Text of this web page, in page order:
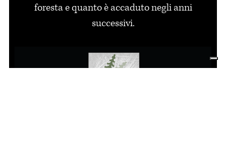
foresta e quanto è accaduto negli anni
successivi.